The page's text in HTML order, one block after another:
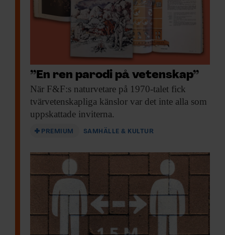
”En ren parodi på vetenskap”
När F&F:s naturvetare på 1970-talet fick
tvärvetenskapliga känslor var det inte alla som
uppskattade inviterna.
PREMIUM SAMHÄLLE & KULTUR